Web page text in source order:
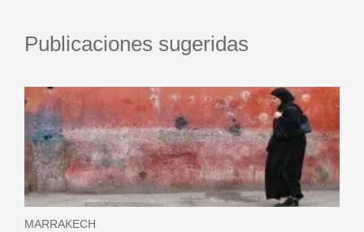
Publicaciones sugeridas
MARRAKECH